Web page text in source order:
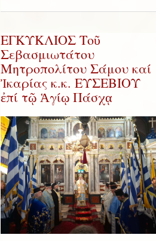
ΕΓΚΥΚΛΙΟΣ Τοῦ
Σεβασμιωτάτου
Μητροπολίτου Σάμου καί
Ἰκαρίας κ.κ. ΕΥΣΕΒΙΟΥ
ἐπί τῷ Ἁγίῳ Πάσχᾳ